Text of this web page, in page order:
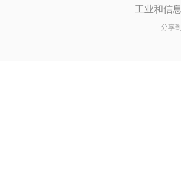
工业和信
分享